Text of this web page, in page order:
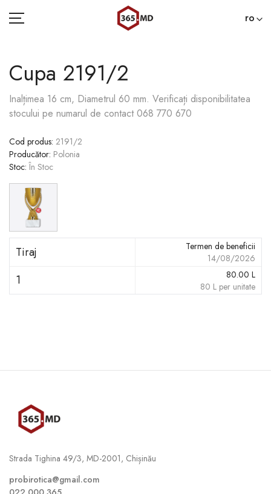
ro
ACASĂ
CATEGORII
BLOG
Cupa 2191/2
Inalțimea 16 cm, Diametrul 60 mm. Verificați disponibilitatea
stocului pe numarul de contact 068 770 670
Cod produs: 2191/2
Producător: Polonia
Stoc: În Stoc
Tiraj
Termen de beneficii
14/08/2026
1 80.00 L
80 L per unitate
Strada Tighina 49/3, MD-2001, Chișinău
probirotica@gmail.com